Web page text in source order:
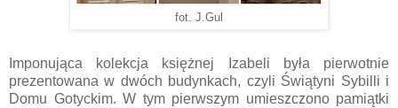
fot. J.Gul
Imponująca kolekcja księżnej Izabeli była pierwotnie
prezentowana w dwóch budynkach, czyli Świątyni Sybilli i
Domu Gotyckim. W tym pierwszym umieszczono pamiątki